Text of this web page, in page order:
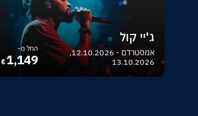
ג'יי קול
אמסטרדם - 12.10.2026,
13.10.2026
החל מ-
1,149
€